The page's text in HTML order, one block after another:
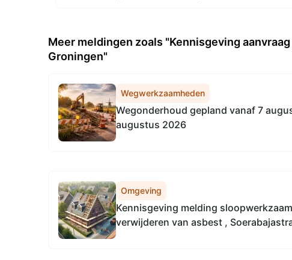
Meer meldingen zoals "Kennisgeving
Groningen"
Wegwerkzaamheden
Wegonderhoud gepland vanaf 7
augustus 2026
Omgeving
Kennisgeving melding
verwijderen van asbest ,